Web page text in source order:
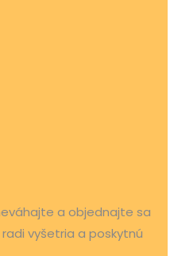
a objednajte sa
vyšetria a poskytnú